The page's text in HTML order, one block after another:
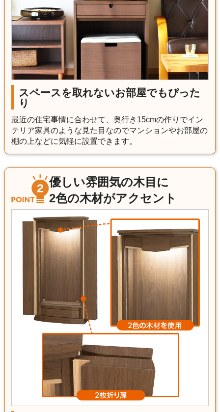
スペースを取れないお部屋でもぴった
り
最近の住宅事情に合わせて、奥行き15cmの作りでイン
テリア家具のような見た目なのでマンションやお部屋の
棚の上などに気軽に設置できます。
優しい雰囲気の木目に
2色の木材がアクセント